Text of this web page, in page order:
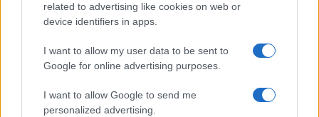
related to advertising like cookies on web or
device identifiers in apps.
I want to allow my user data to be sent to
Google for online advertising purposes.
I want to allow Google to send me
personalized advertising.